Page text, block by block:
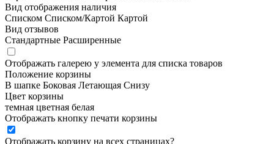
Вид отображения наличия
Списком Списком/Картой Картой
Вид отзывов
Стандартные Расширенные
Отображать галерею у элемента для списка товаров
Положение корзины
В шапке Боковая Летающая Снизу
Цвет корзины
темная цветная белая
Отображать кнопку печати корзины
Отображать корзину на всех страницах?